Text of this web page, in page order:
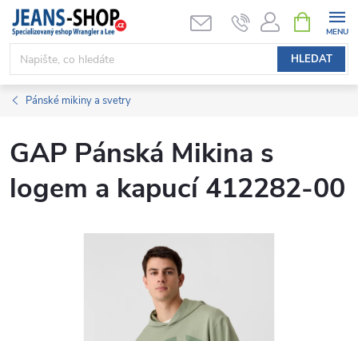
Přejít
obsah
HLEDAT
NÁKUPNÍ
KOŠÍK
Pánské mikiny a svetry
GAP Pánská Mikina s
logem a kapucí 412282-00